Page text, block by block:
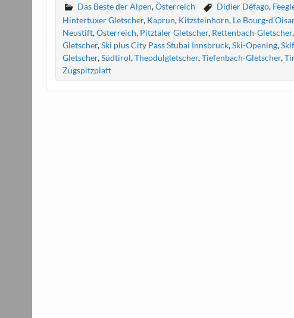
Das Beste der Alpen,Österreich Didier Défago,
Hintertuxer Gletscher, Kaprun, Kitzsteinhorn, Le Bourg-
Neustift,Österreich, Pitztaler Gletscher, Rettenbach-Gletscher
Gletscher,Ski plus City Pass Stubai Innsbruck,Ski-Opening,
Gletscher,Südtirol,Theodulgletscher,Tiefenbach-Gletscher,
Zugspitzplatt